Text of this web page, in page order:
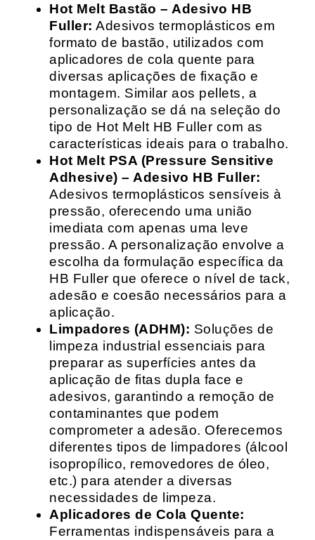
Hot Melt Bastão – Adesivo HB
Fuller: Adesivos termoplásticos em
formato de bastão, utilizados com
aplicadores de cola quente para
diversas aplicações de fixação e
montagem. Similar aos pellets, a
personalização se dá na seleção do
tipo de Hot Melt HB Fuller com as
características ideais para o trabalho.
Hot Melt PSA (Pressure Sensitive
Adhesive) – Adesivo HB Fuller:
Adesivos termoplásticos sensíveis à
pressão, oferecendo uma união
imediata com apenas uma leve
pressão. A personalização envolve a
escolha da formulação específica da
HB Fuller que oferece o nível de tack,
adesão e coesão necessários para a
aplicação.
Limpadores (ADHM): Soluções de
limpeza industrial essenciais para
preparar as superfícies antes da
aplicação de fitas dupla face e
adesivos, garantindo a remoção de
contaminantes que podem
comprometer a adesão. Oferecemos
diferentes tipos de limpadores (álcool
isopropílico, removedores de óleo,
etc.) para atender a diversas
necessidades de limpeza.
Aplicadores de Cola Quente:
Ferramentas indispensáveis para a